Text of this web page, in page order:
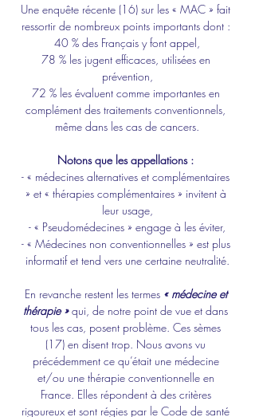
Une enquête récente (16) sur les « MAC » fait
ressortir de nombreux points importants dont :
40 % des Français y font appel,
78 % les jugent efficaces, utilisées en
prévention,
72 % les évaluent comme importantes en
complément des traitements conventionnels,
même dans les cas de cancers.
Notons que les appellations :
- « médecines alternatives et complémentaires
» et « thérapies complémentaires » invitent à
leur usage,
- « Pseudomédecines » engage à les éviter,
- « Médecines non conventionnelles » est plus
informatif et tend vers une certaine neutralité.
En revanche restent les termes « médecine et
thérapie » qui, de notre point de vue et dans
tous les cas, posent problème. Ces sèmes
(17) en disent trop. Nous avons vu
précédemment ce qu’était une médecine
et/ou une thérapie conventionnelle en
France. Elles répondent à des critères
rigoureux et sont régies par le Code de santé